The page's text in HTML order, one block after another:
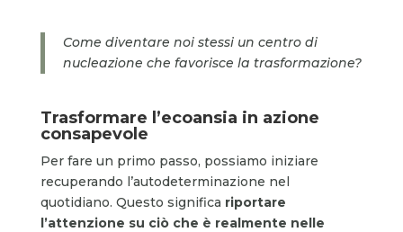
Come diventare noi stessi un centro di
nucleazione che favorisce la trasformazione?
Trasformare l’ecoansia in azione
consapevole
Per fare un primo passo, possiamo iniziare
recuperando l’autodeterminazione nel
quotidiano. Questo significa riportare
l’attenzione su ciò che è realmente nelle